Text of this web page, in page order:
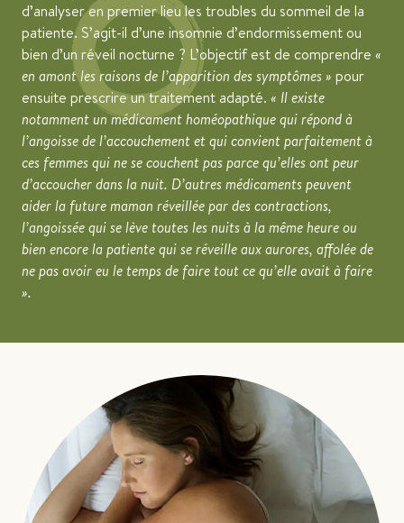
d’analyser en premier lieu les troubles du sommeil de la
patiente. S’agit-il d’une insomnie d’endormissement ou
bien d’un réveil nocturne ? L’objectif est de comprendre «
en amont les raisons de l’apparition des symptômes » pour
ensuite prescrire un traitement adapté. « Il existe
notamment un médicament homéopathique qui répond à
l’angoisse de l’accouchement et qui convient parfaitement à
ces femmes qui ne se couchent pas parce qu’elles ont peur
d’accoucher dans la nuit. D’autres médicaments peuvent
aider la future maman réveillée par des contractions,
l’angoissée qui se lève toutes les nuits à la même heure ou
bien encore la patiente qui se réveille aux aurores, affolée de
ne pas avoir eu le temps de faire tout ce qu’elle avait à faire
».